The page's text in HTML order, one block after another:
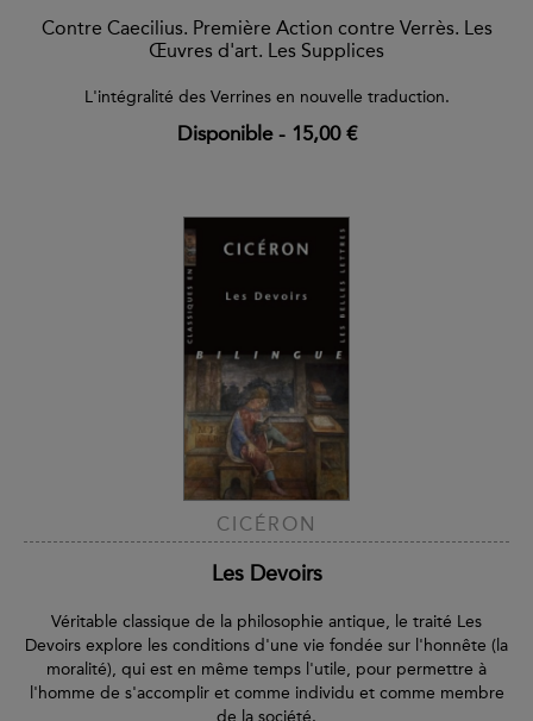
Contre Caecilius. Première Action contre Verrès. Les
Œuvres d'art. Les Supplices
L'intégralité des Verrines en nouvelle traduction.
Disponible- 15,00 €
CICÉRON
Les Devoirs
Véritable classique de la philosophie antique, le traité Les
Devoirs explore les conditions d'une vie fondée sur l'honnête (la
moralité), qui est en même temps l'utile, pour permettre à
l'homme de s'accomplir et comme individu et comme membre
de la société.